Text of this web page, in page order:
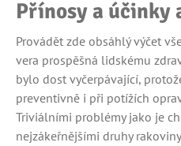
Přínosy a účinky
Provádět zde obsáhlý výčet
vera prospěšná lidskému
bylo dost vyčerpávající,
preventivně i při potížích
Triviálními problémy jako je
nejzákeřnějšími druhy